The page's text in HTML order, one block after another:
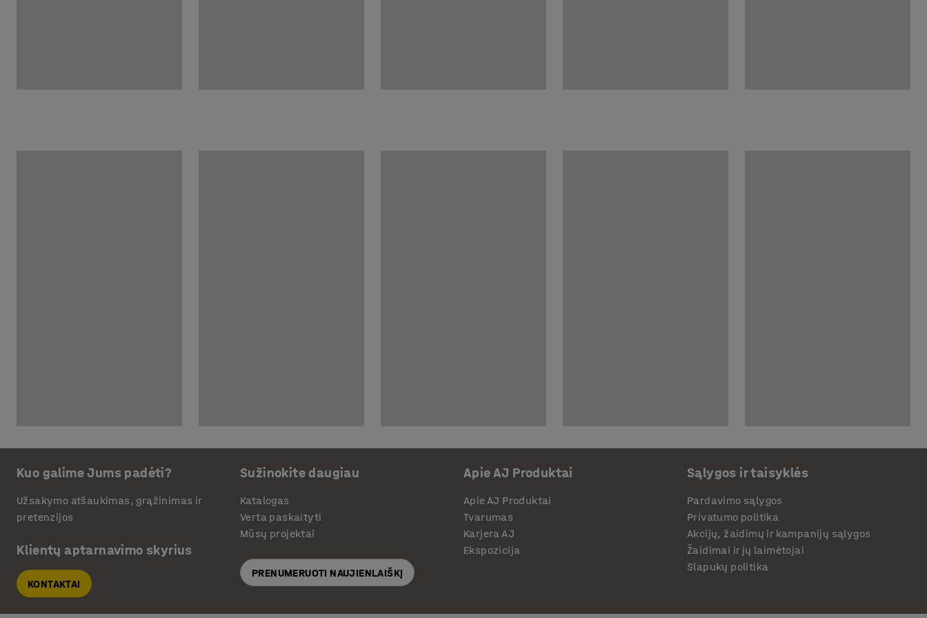
Kuo galime Jums padėti?
Užsakymo atšaukimas, grąžinimas ir
pretenzijos
Klientų aptarnavimo skyrius
KONTAKTAI
Sužinokite daugiau
Katalogas
Verta paskaityti
Mūsų projektai
PRENUMERUOTI NAUJIENLAIŠKĮ
Apie AJ Produktai
Apie AJ Produktai
Tvarumas
Karjera AJ
Ekspozicija
Sąlygos ir taisyklės
Pardavimo sąlygos
Privatumo politika
Akcijų, žaidimų ir kampanijų sąlygos
Žaidimai ir jų laimėtojai
Slapukų politika